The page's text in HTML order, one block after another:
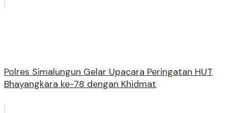
Polres Simalungun Gelar Upacara Peringatan HUT
Bhayangkara ke-78 dengan Khidmat